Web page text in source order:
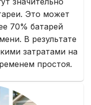
Это может
70% батарей
В результате
затратами на
простоя.